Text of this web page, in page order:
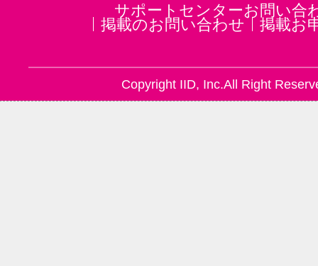
サポートセンターお問い合
掲載のお問い合わせ
掲載お
Copyright IID, Inc.All Right